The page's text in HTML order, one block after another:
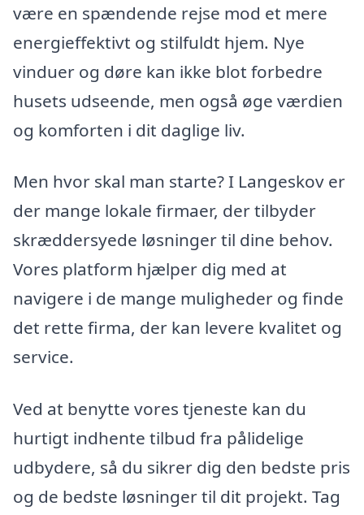
være en spændende rejse mod et mere
energieffektivt og stilfuldt hjem. Nye
vinduer og døre kan ikke blot forbedre
husets udseende, men også øge værdien
og komforten i dit daglige liv.
Men hvor skal man starte? I Langeskov er
der mange lokale firmaer, der tilbyder
skræddersyede løsninger til dine behov.
Vores platform hjælper dig med at
navigere i de mange muligheder og finde
det rette firma, der kan levere kvalitet og
service.
Ved at benytte vores tjeneste kan du
hurtigt indhente tilbud fra pålidelige
udbydere, så du sikrer dig den bedste pris
og de bedste løsninger til dit projekt. Tag